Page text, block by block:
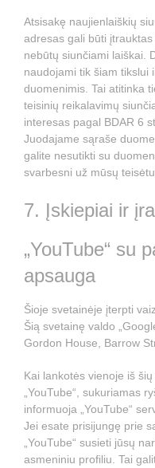
Atsisakę naujienlaiškių
adresas gali būti
nebūtų siunčiami laiškai.
naudojami tik šiam tikslui
duomenimis. Tai atitinka
teisinių reikalavimų
interesas pagal BDAR 6
Juodajame sąraše
galite nesutikti su
svarbesni už mūsų
7. Įskiepiai ir
„YouTube“ su
apsauga
Šioje svetainėje įterpti
Šią svetainę valdo
Gordon House, Barrow
Kai lankotės vienoje iš
„YouTube“, sukuriamas
informuoja „YouTube“
Jei esate prisijungę prie
„YouTube“ susieti jūsų
asmeniniu profiliu. Tai